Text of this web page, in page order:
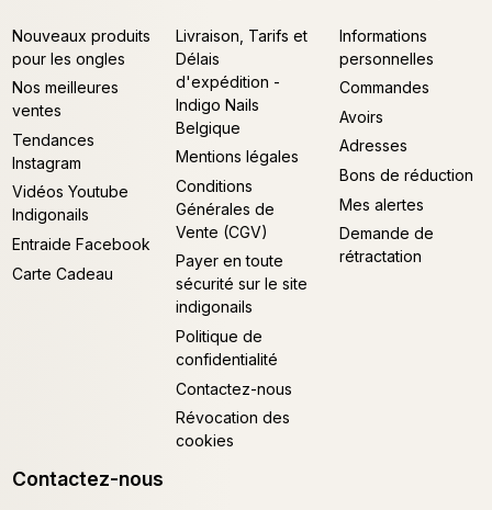
Nouveaux produits
pour les ongles
Nos meilleures
ventes
Tendances
Instagram
Vidéos Youtube
Indigonails
Entraide Facebook
Carte Cadeau
Livraison, Tarifs et
Délais
d'expédition -
Indigo Nails
Belgique
Mentions légales
Conditions
Générales de
Vente (CGV)
Payer en toute
sécurité sur le site
indigonails
Politique de
confidentialité
Contactez-nous
Révocation des
cookies
Informations
personnelles
Commandes
Avoirs
Adresses
Bons de réduction
Mes alertes
Demande de
rétractation
Contactez-nous